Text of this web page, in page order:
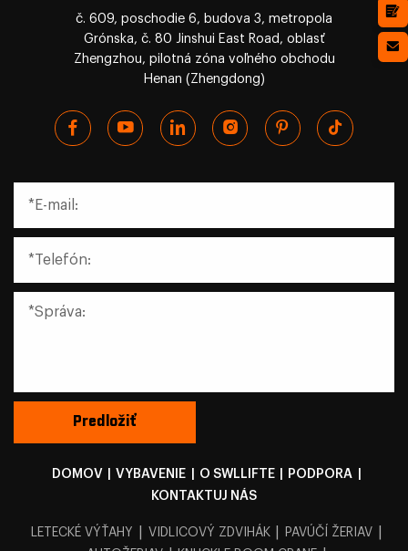
č. 609, poschodie 6, budova 3, metropola
Grónska, č. 80 Jinshui East Road, oblasť
Zhengzhou, pilotná zóna voľného obchodu
Henan (Zhengdong)
DOMOV VYBAVENIE O SWLLIFTE PODPORA
KONTAKTUJ NÁS
LETECKÉ VÝŤAHY VIDLICOVÝ ZDVIHÁK PAVÚČÍ ŽERIAV